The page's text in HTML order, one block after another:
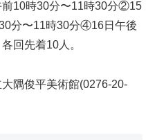
10時30分〜11時30分②15
分〜11時30分④​16日午後
回先着10人。
隅俊平美術館(0276-20-